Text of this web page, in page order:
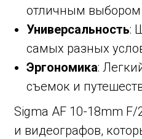
отличным выбором
Универсальность:
самых разных
Эргономика:
съемок и
Sigma AF 10-18mm
и видеографов,